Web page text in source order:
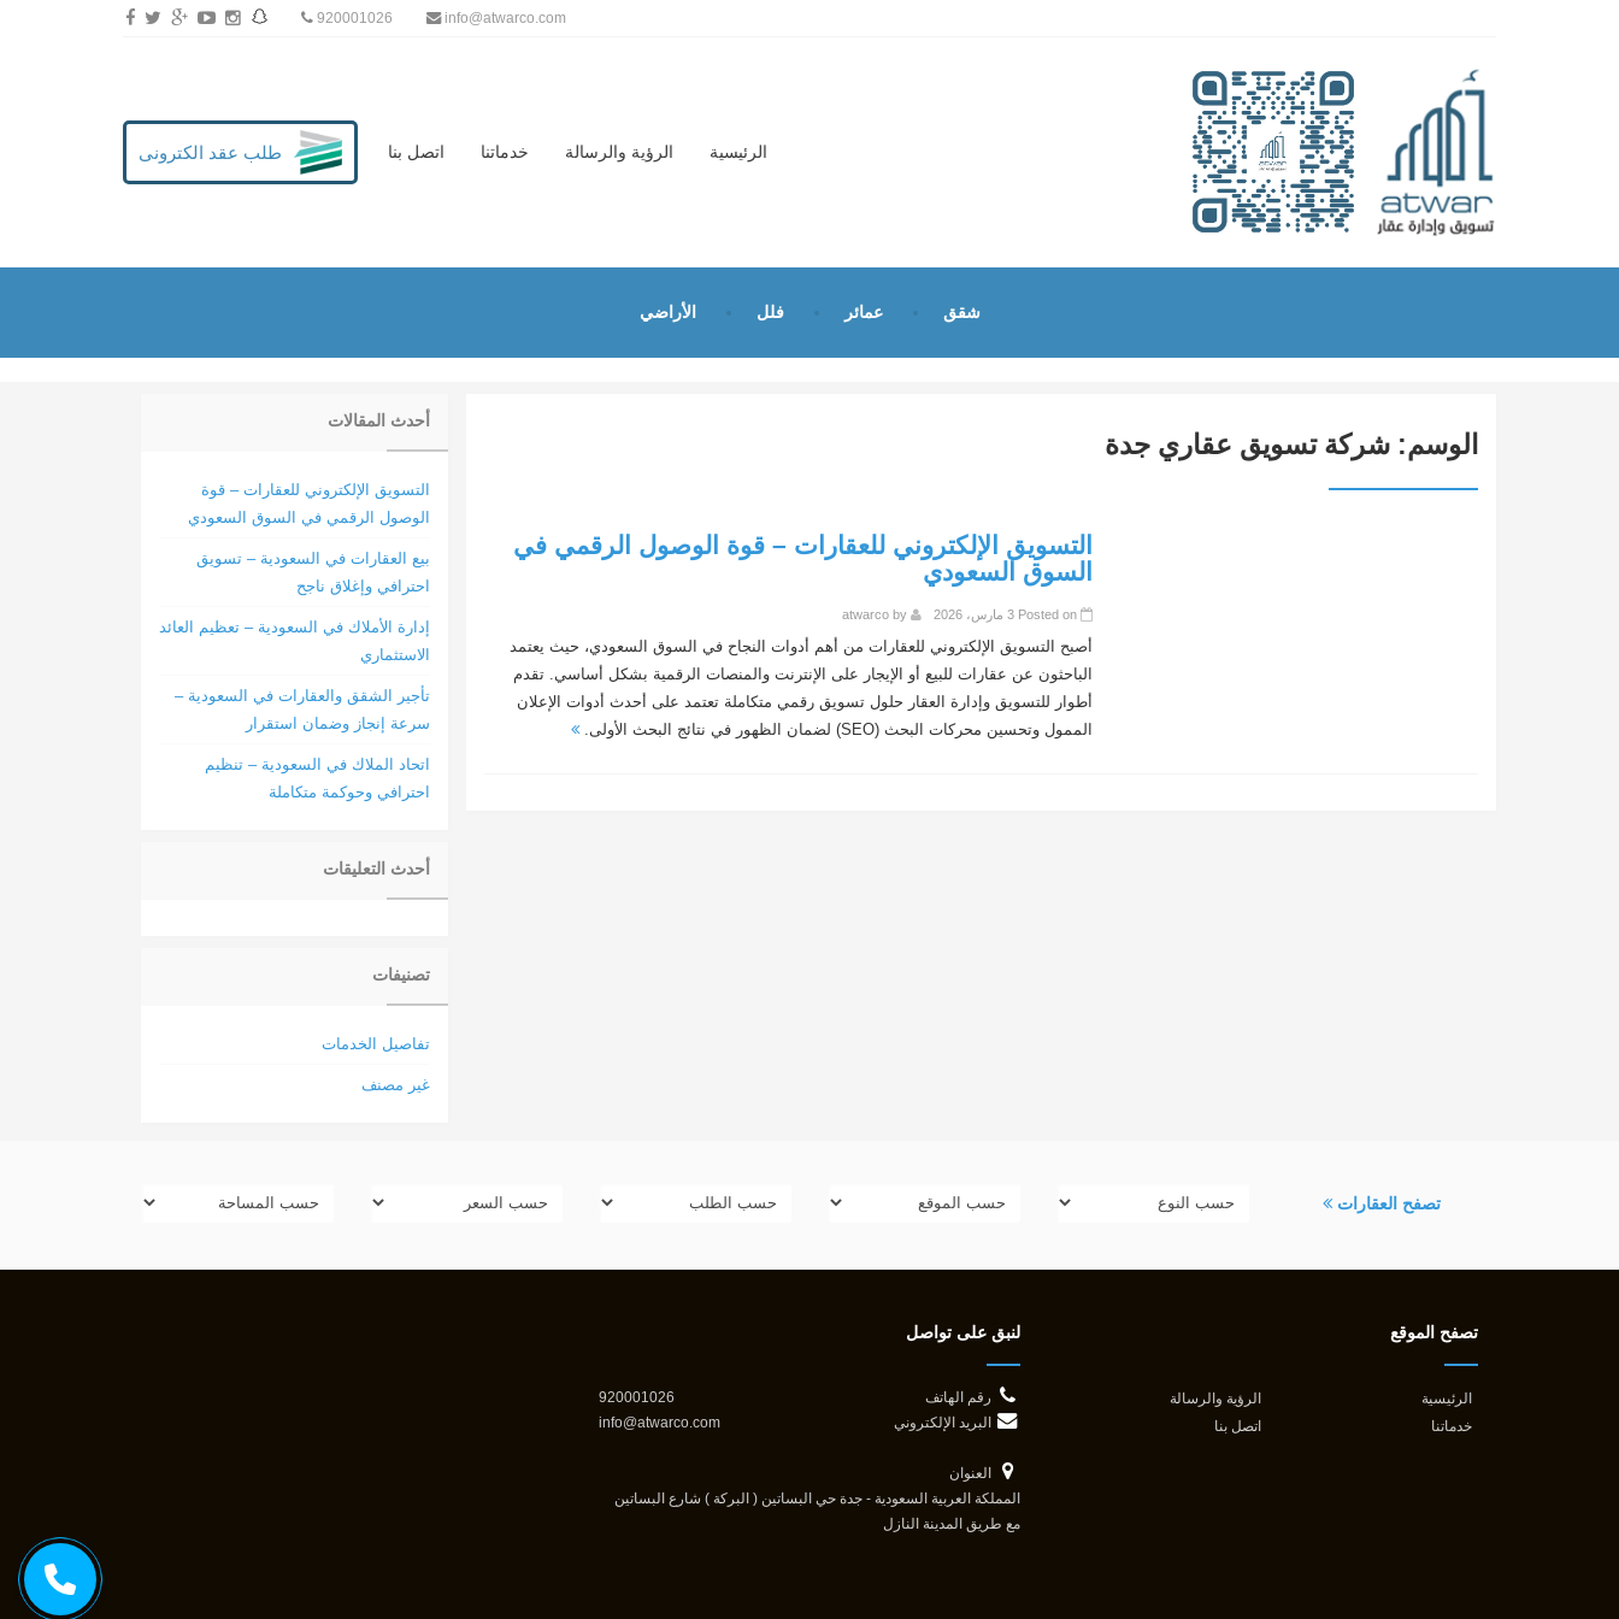
920001026 info@atwarco.com
الرئيسية الرؤية والرسالة خدماتنا اتصل بنا طلب عقد الكترونى
شقق عمائر فلل الأراضي
الوسم: شركة تسويق عقاري جدة
التسويق الإلكتروني للعقارات – قوة الوصول الرقمي في
السوق السعودي
3 مارس، 2026 atwarco
أصبح التسويق الإلكتروني للعقارات من أهم أدوات النجاح في السوق السعودي، حيث يعتمد
الباحثون عن عقارات للبيع أو الإيجار على الإنترنت والمنصات الرقمية بشكل أساسي. تقدم
أطوار للتسويق وإدارة العقار حلول تسويق رقمي متكاملة تعتمد على أحدث أدوات الإعلان
الممول وتحسين محركات البحث (SEO) لضمان الظهور في نتائج البحث الأولى.
أحدث المقالات
التسويق الإلكتروني للعقارات – قوة
الوصول الرقمي في السوق السعودي
بيع العقارات في السعودية – تسويق
احترافي وإغلاق ناجح
إدارة الأملاك في السعودية – تعظيم العائد
الاستثماري
تأجير الشقق والعقارات في السعودية –
سرعة إنجاز وضمان استقرار
اتحاد الملاك في السعودية – تنظيم
احترافي وحوكمة متكاملة
أحدث التعليقات
تصنيفات
تفاصيل الخدمات
غير مصنف
تصفح العقارات
تصفح الموقع
الرئيسية
الرؤية والرسالة
خدماتنا
اتصل بنا
لنبق على تواصل
رقم الهاتف
920001026
البريد الإلكتروني
info@atwarco.com
العنوان
المملكة العربية السعودية - جدة حي البساتين ( البركة ) شارع البساتين
مع طريق المدينة النازل